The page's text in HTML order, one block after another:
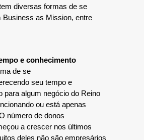
diversas formas de se
Business as Mission, entre
e conhecimento
de se
seu tempo e
para algum negócio do Reino
ou está apenas
número de donos
a crescer nos últimos
deles não são empresários